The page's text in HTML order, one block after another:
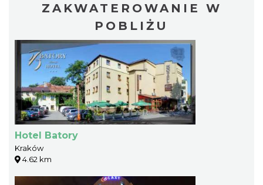
ZAKWATEROWANIE W
POBLIŻU
Hotel Batory
Kraków
4.62 km